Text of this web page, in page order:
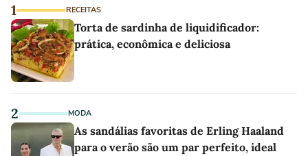
1 RECEITAS
Torta de sardinha de liquidificador:
prática, econômica e deliciosa
2 MODA
As sandálias favoritas de Erling Haaland
para o verão são um par perfeito, ideal